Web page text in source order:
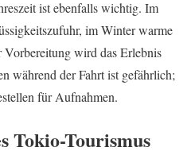
ist ebenfalls wichtig. Im
im Winter warme
wird das Erlebnis
während der Fahrt ist gefährlich;
für Aufnahmen.
Tokio-Tourismus